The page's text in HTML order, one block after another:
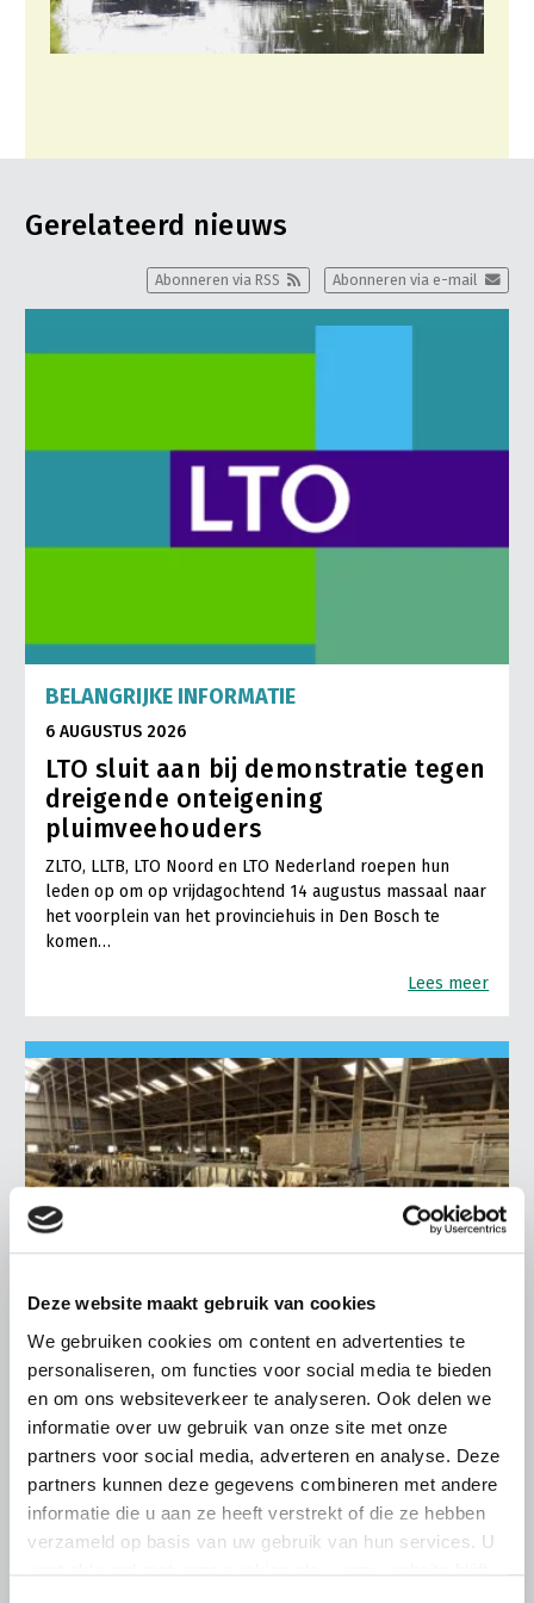
Deze website maakt gebruik van cookies
We gebruiken cookies om content en advertenties te
personaliseren, om functies voor social media te bieden
en om ons websiteverkeer te analyseren. Ook delen we
informatie over uw gebruik van onze site met onze
partners voor social media, adverteren en analyse. Deze
partners kunnen deze gegevens combineren met andere
informatie die u aan ze heeft verstrekt of die ze hebben
verzameld op basis van uw gebruik van hun services. U
Gerelateerd nieuws
Abonneren via e-mail
Abonneren via RSS
BELANGRIJKE INFORMATIE
6 AUGUSTUS 2026
LTO sluit aan bij demonstratie tegen
dreigende onteigening
pluimveehouders
ZLTO, LLTB, LTO Noord en LTO Nederland roepen hun
leden op om op vrijdagochtend 14 augustus massaal naar
het voorplein van het provinciehuis in Den Bosch te
komen…
Lees meer
LTO LOBBY
6 AUGUSTUS 2026
Kamerlid Goudzwaard (JA21)
bezoekt melkveehouderij in
Súdwest-Fryslân